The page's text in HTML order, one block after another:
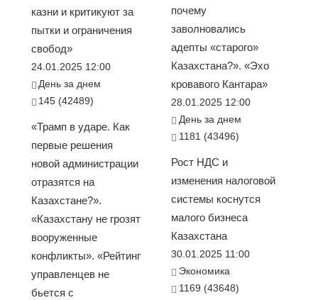
казни и критикуют за
пытки и ограничения
свобод»
24.01.2025 12:00
День за днем
145 (42489)
«Трамп в ударе. Как
первые решения
новой администрации
отразятся на
Казахстане?».
«Казахстану не грозят
вооруженные
конфликты». «Рейтинг
управленцев не
бьется с
почему
заволновались
адепты «старого»
Казахстана?». «Эхо
кровавого Кантара»
28.01.2025 12:00
День за днем
1181 (43496)
Рост НДС и
изменения налоговой
системы коснутся
малого бизнеса
Казахстана
30.01.2025 11:00
Экономика
1169 (43648)